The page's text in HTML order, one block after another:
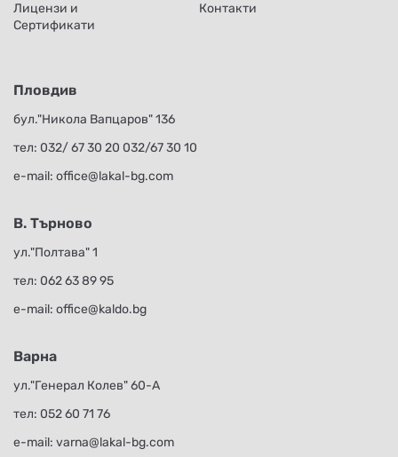
Лицензи и
Сертификати
Контакти
Пловдив
бул."Никола Вапцаров" 136
тел: 032/ 67 30 20 032/67 30 10
е-mail: office@lakal-bg.com
В. Търново
ул."Полтава" 1
тел: 062 63 89 95
е-mail: office@kaldo.bg
Варна
ул."Генерал Колев" 60-А
тел: 052 60 71 76
е-mail: varna@lakal-bg.com